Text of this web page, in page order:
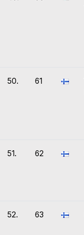
50. 61
51. 62
52. 63